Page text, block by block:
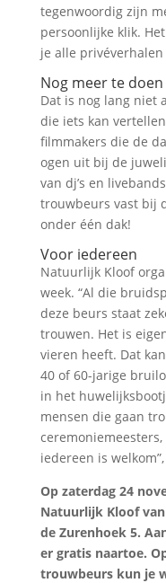
tegenwoordig zijn
persoonlijke klik.
je alle privéverhalen
Nog meer te doen
Dat is nog lang niet
die iets kan
filmmakers die de
ogen uit bij de
van dj’s en
trouwbeurs vast bij
onder één dak!
Voor iedereen
Natuurlijk Kloof
week. “Al die
deze beurs staat
trouwen. Het is
vieren heeft. Dat
40 of 60-jarige
in het
mensen die gaan
iedereen is
Op zaterdag 24
Natuurlijk Kloof
de Zurenhoek 5.
er gratis naartoe.
trouwbeurs kun je